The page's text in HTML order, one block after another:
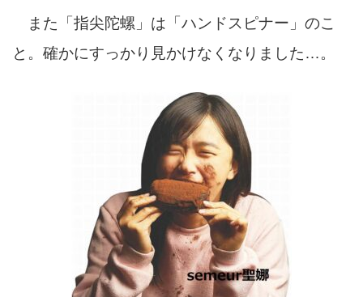
また「指尖陀螺」は「ハンドスピナー」のこ
と。確かにすっかり見かけなくなりました…。